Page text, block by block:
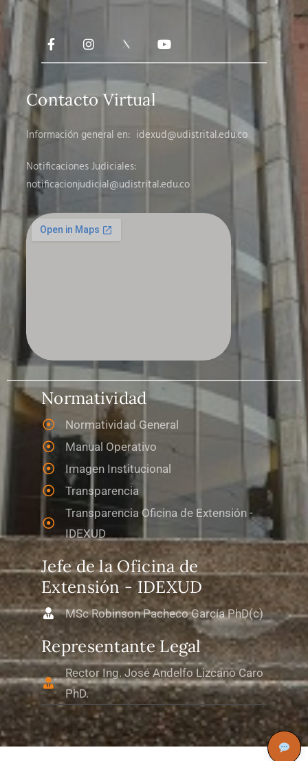
Contacto Virtual
Información general en: idexud@udistrital.edu.co
Notificaciones Judiciales:
notificacionjudicial@udistrital.edu.co
Normatividad
Normatividad General
Manual Operativo
Imagen Institucional
Transparencia
Transparencia Oficina de Extensión -
IDEXUD
Jefe de la Oficina de
Extensión - IDEXUD
MSc Robinson Pacheco García PhD(c)
Representante Legal
Rector Ing. José Andelfo Lizcano Caro
PhD.